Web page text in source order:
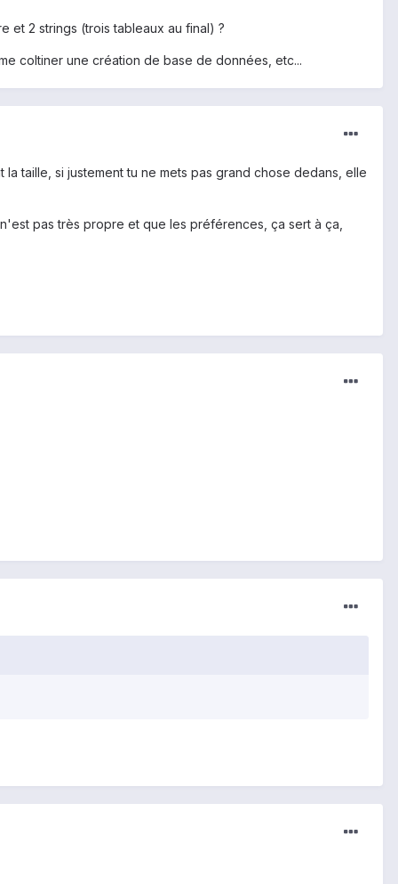
et 2 strings (trois tableaux au final) ?
coltiner une création de base de données, etc...
taille, si justement tu ne mets pas grand chose dedans, elle
pas très propre et que les préférences, ça sert à ça,